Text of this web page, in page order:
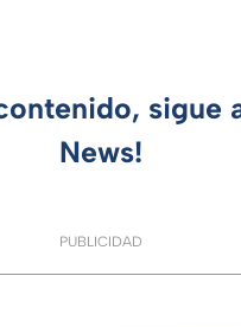
sigue
News!
PUBLICIDAD